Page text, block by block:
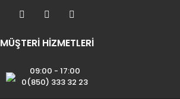
MÜŞTERİ HİZMETLERİ
09:00 - 17:00
0(850) 333 32 23